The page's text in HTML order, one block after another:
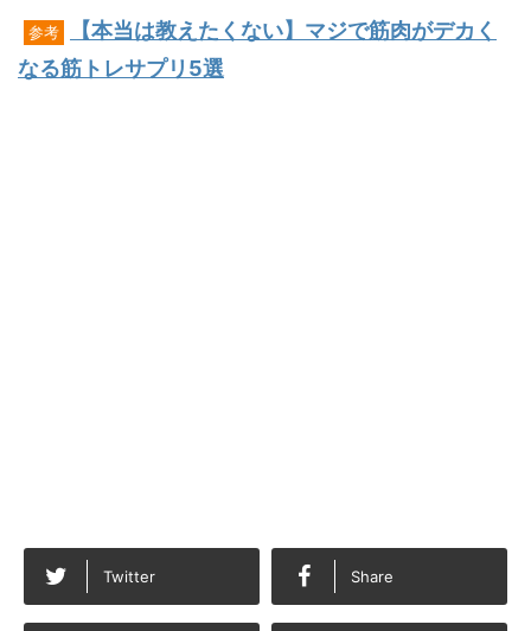
参考
【本当は教えたくない】マジで筋肉がデカく
なる筋トレサプリ5選
Twitter Share